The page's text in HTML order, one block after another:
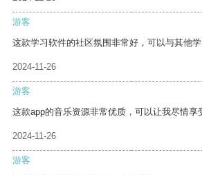
游客
这款学习软件的社区氛围非常好，可以与其他学
2024-11-26
游客
这款app的音乐资源非常优质，可以让我尽情享
2024-11-26
游客